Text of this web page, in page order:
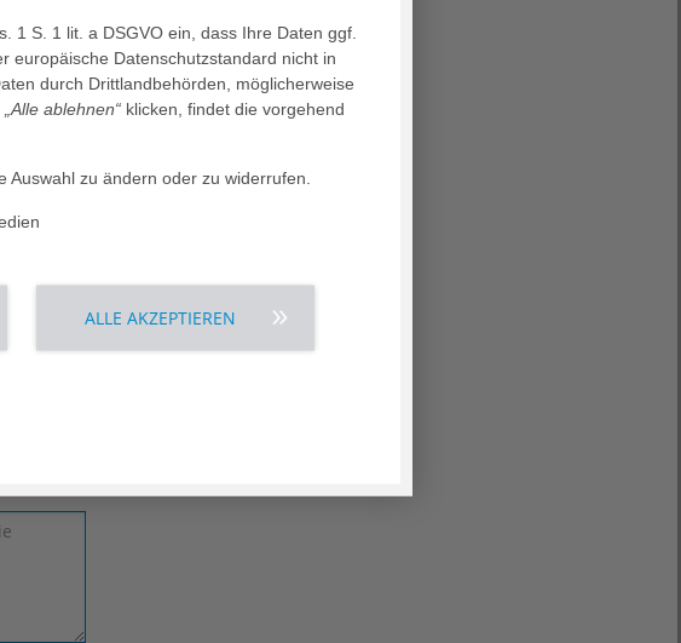
1 S. 1 lit. a DSGVO ein, dass Ihre Daten ggf.
europäische Datenschutzstandard nicht in
durch Drittlandbehörden, möglicherweise
„Alle ablehnen“ klicken, findet die vorgehend
zu ändern oder zu widerrufen.
ALLE AKZEPTIEREN